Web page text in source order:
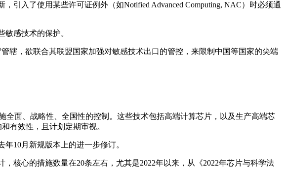
入了使用某些许可证例外（如Notified Advanced Computing, NAC）时必须通
感技术的保护。
，欲联合其联盟国家加强对敏感技术出口的管控，来限制中国等国家的尖端
面、战略性、全国性的控制。这些技术包括高端计算芯片，以及生产高端芯
有效性，且计划定期审视。
10月新规版本上的进一步修订。
心的措施数量在20条左右，尤其是2022年以来，从《2022年芯片与科学法